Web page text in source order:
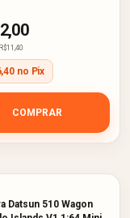
R$11,40
no Pix
COMPRAR
Datsun 510 Wagon